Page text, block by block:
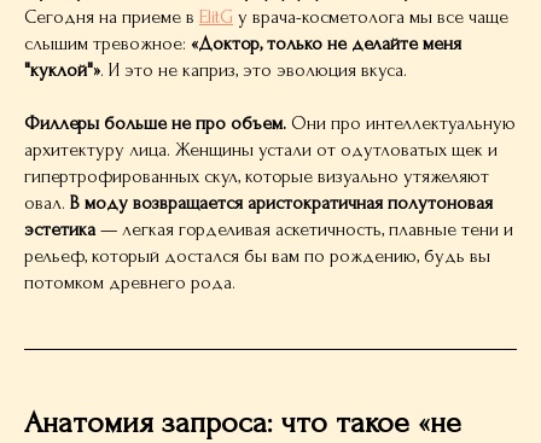
Сегодня на приеме в ElitG у врача-косметолога мы все чаще
слышим тревожное: «Доктор, только не делайте меня
"куклой"». И это не каприз, это эволюция вкуса.
Филлеры больше не про объем. Они про интеллектуальную
архитектуру лица. Женщины устали от одутловатых щек и
гипертрофированных скул, которые визуально утяжеляют
овал. В моду возвращается аристократичная полутоновая
эстетика— легкая горделивая аскетичность, плавные тени и
рельеф, который достался бы вам по рождению, будь вы
потомком древнего рода.
Анатомия запроса: что такое «не